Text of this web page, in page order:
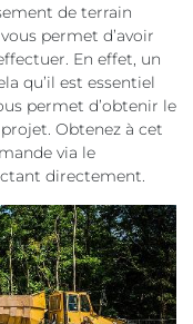
de terrain
permet d’avoir
En effet, un
qu’il est essentiel
permet d’obtenir le
Obtenez à cet
via le
directement.